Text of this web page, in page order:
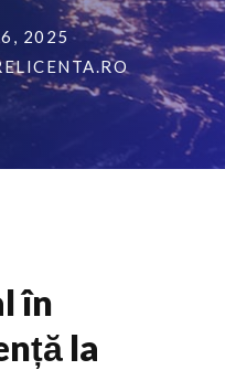
2025
în
la